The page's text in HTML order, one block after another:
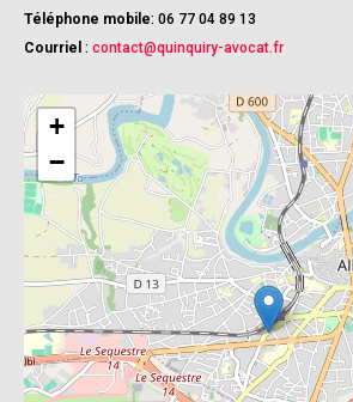
Téléphone mobile: 06 77 04 89 13
Courriel : contact@quinquiry-avocat.fr
+
−